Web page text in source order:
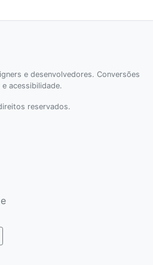
e desenvolvedores. Conversões
acessibilidade.
reservados.